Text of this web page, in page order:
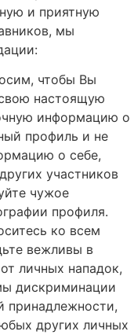
и приятную
мы
чтобы Вы
настоящую
информацию о
профиль и не
о себе,
участников
чужое
профиля.
ко всем
вежливы в
личных нападок,
дискриминации
принадлежности,
других личных